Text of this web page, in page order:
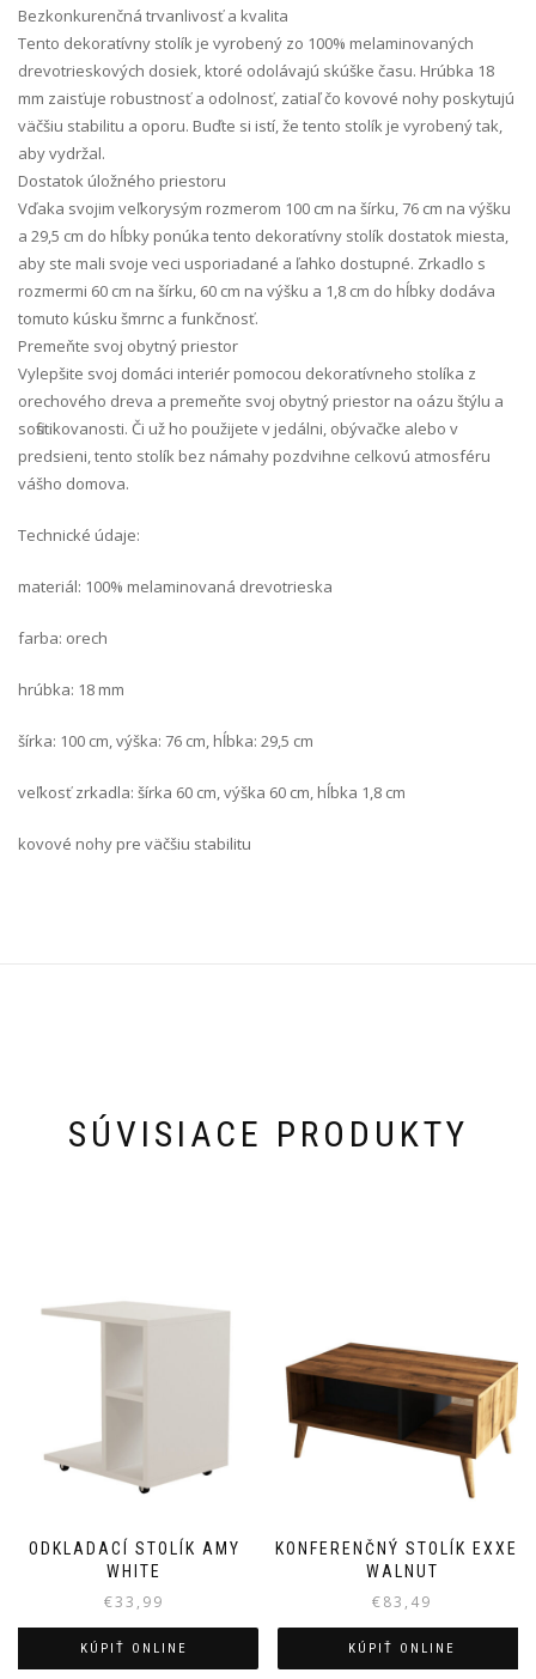
Bezkonkurenčná trvanlivosť a kvalita
Tento dekoratívny stolík je vyrobený zo 100% melaminovaných
drevotrieskových dosiek, ktoré odolávajú skúške času. Hrúbka 18
mm zaisťuje robustnosť a odolnosť, zatiaľ čo kovové nohy poskytujú
väčšiu stabilitu a oporu. Buďte si istí, že tento stolík je vyrobený tak,
aby vydržal.
Dostatok úložného priestoru
Vďaka svojim veľkorysým rozmerom 100 cm na šírku, 76 cm na výšku
a 29,5 cm do hĺbky ponúka tento dekoratívny stolík dostatok miesta,
aby ste mali svoje veci usporiadané a ľahko dostupné. Zrkadlo s
rozmermi 60 cm na šírku, 60 cm na výšku a 1,8 cm do hĺbky dodáva
tomuto kúsku šmrnc a funkčnosť.
Premeňte svoj obytný priestor
Vylepšite svoj domáci interiér pomocou dekoratívneho stolíka z
orechového dreva a premeňte svoj obytný priestor na oázu štýlu a
sofistikovanosti. Či už ho použijete v jedálni, obývačke alebo v
predsieni, tento stolík bez námahy pozdvihne celkovú atmosféru
vášho domova.
Technické údaje:
materiál: 100% melaminovaná drevotrieska
farba: orech
hrúbka: 18 mm
šírka: 100 cm, výška: 76 cm, hĺbka: 29,5 cm
veľkosť zrkadla: šírka 60 cm, výška 60 cm, hĺbka 1,8 cm
kovové nohy pre väčšiu stabilitu
SÚVISIACE PRODUKTY
ODKLADACÍ STOLÍK AMY
WHITE
€33,99
KÚPIŤ ONLINE
KONFERENČNÝ STOLÍK EXXEN
WALNUT
€83,49
KÚPIŤ ONLINE